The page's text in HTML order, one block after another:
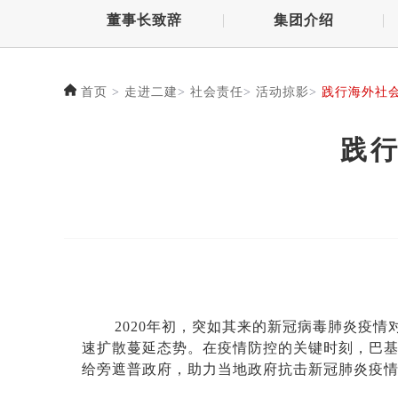
董事长致辞 集团介绍
首页 > 走进二建> 社会责任> 活动掠影> 践行海外社
践
2020年初，突如其来的新冠病毒肺炎疫
速扩散蔓延态势。在疫情防控的关键时刻，巴
给旁遮普政府，助力当地政府抗击新冠肺炎疫